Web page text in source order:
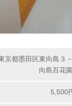
京都墨田区東向島３
向島百花
5,500